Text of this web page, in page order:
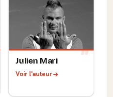
Julien Mari
Voir l'auteur